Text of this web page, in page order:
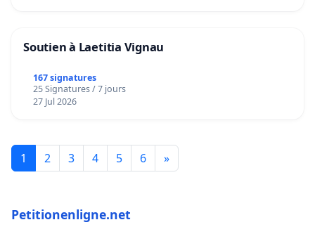
Soutien à Laetitia Vignau
167 signatures
25 Signatures / 7 jours
27 Jul 2026
1 2 3 4 5 6 »
Petitionenligne.net